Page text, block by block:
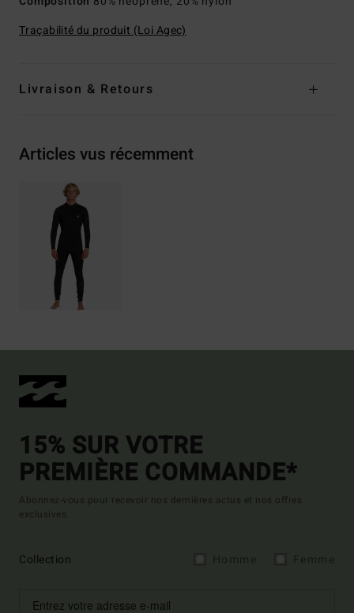
Traçabilité du produit (Loi Agec)
Livraison & Retours
Articles vus récemment
15% SUR VOTRE
PREMIÈRE COMMANDE*
Abonnez-vous pour recevoir nos dernières actus et nos offres
exclusives.
Collection